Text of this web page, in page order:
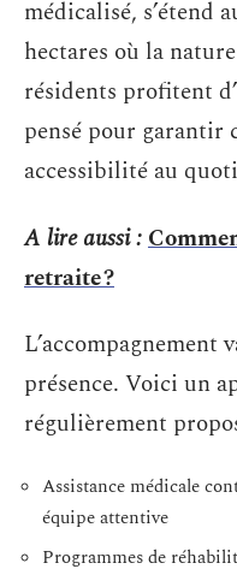
médicalisé, s’étend
hectares où la
résidents profitent
pensé pour garantir
accessibilité au
A lire aussi :
retraite ?
L’accompagnement
présence. Voici un
régulièrement
Assistance médicale
équipe attentive
Programmes de